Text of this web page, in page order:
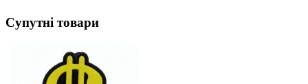
Супутні товари